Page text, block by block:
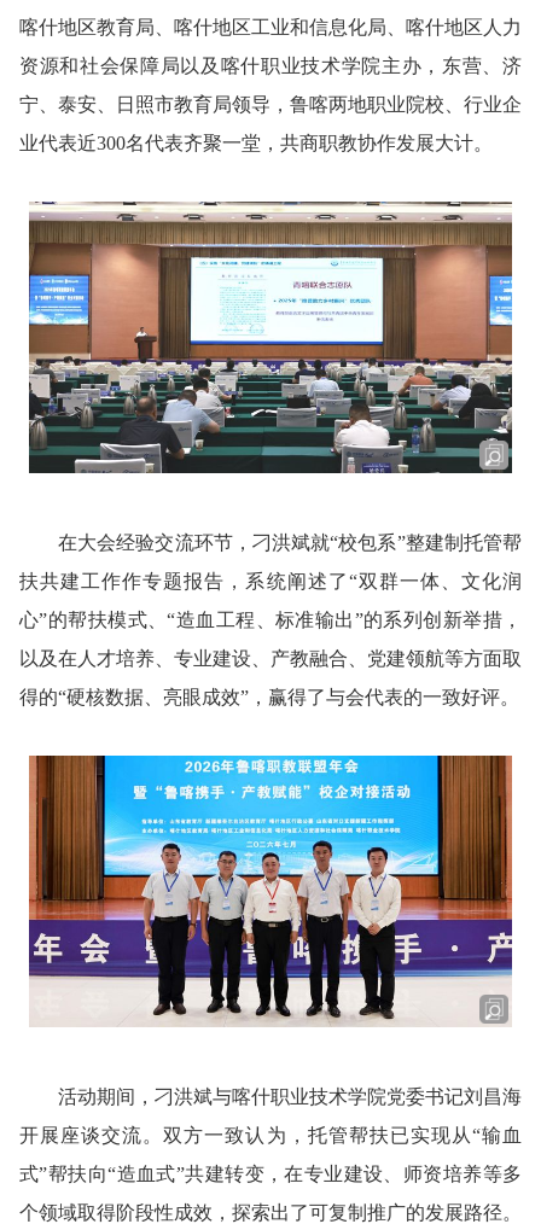
喀什地区教育局、喀什地区工业和信息化局、喀什地区人力
资源和社会保障局以及喀什职业技术学院主办，东营、济
宁、泰安、日照市教育局领导，鲁喀两地职业院校、行业企
业代表近300名代表齐聚一堂，共商职教协作发展大计。
在大会经验交流环节，刁洪斌就“校包系”整建制托管帮
扶共建工作作专题报告，系统阐述了“双群一体、文化润
心”的帮扶模式、“造血工程、标准输出”的系列创新举措，
以及在人才培养、专业建设、产教融合、党建领航等方面取
得的“硬核数据、亮眼成效”，赢得了与会代表的一致好评。
活动期间，刁洪斌与喀什职业技术学院党委书记刘昌海
开展座谈交流。双方一致认为，托管帮扶已实现从“输血
式”帮扶向“造血式”共建转变，在专业建设、师资培养等多
个领域取得阶段性成效，探索出了可复制推广的发展路径。